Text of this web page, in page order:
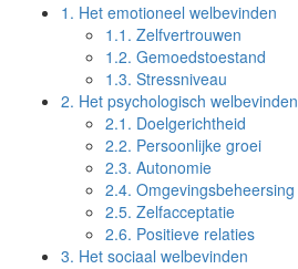
1. Het emotioneel welbevinden
1.1. Zelfvertrouwen
1.2. Gemoedstoestand
1.3. Stressniveau
2. Het psychologisch welbevinden
2.1. Doelgerichtheid
2.2. Persoonlijke groei
2.3. Autonomie
2.4. Omgevingsbeheersing
2.5. Zelfacceptatie
2.6. Positieve relaties
3. Het sociaal welbevinden